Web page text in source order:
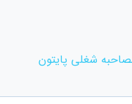
شغلی پایتون